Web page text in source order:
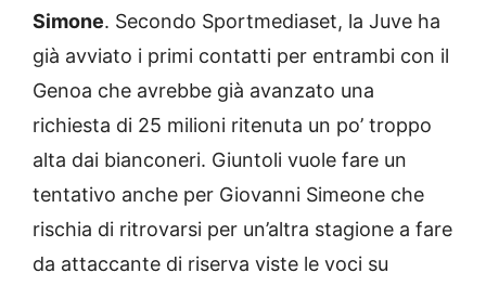
Simone. Secondo Sportmediaset, la Juve ha
già avviato i primi contatti per entrambi con il
Genoa che avrebbe già avanzato una
richiesta di 25 milioni ritenuta un po’ troppo
alta dai bianconeri. Giuntoli vuole fare un
tentativo anche per Giovanni Simeone che
rischia di ritrovarsi per un’altra stagione a fare
da attaccante di riserva viste le voci su